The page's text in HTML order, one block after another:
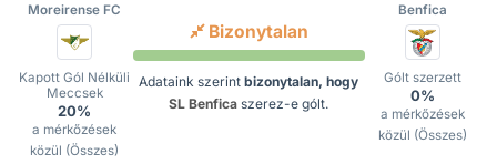
Moreirense FC Benfica
Kapott Gól Nélküli
Meccsek
20%
a mérkőzések
közül (Összes)
Bizonytalan
Adataink szerint bizonytalan, hogy
SL Benfica szerez-e gólt.
Gólt szerzett
0%
a mérkőzések
közül (Összes)